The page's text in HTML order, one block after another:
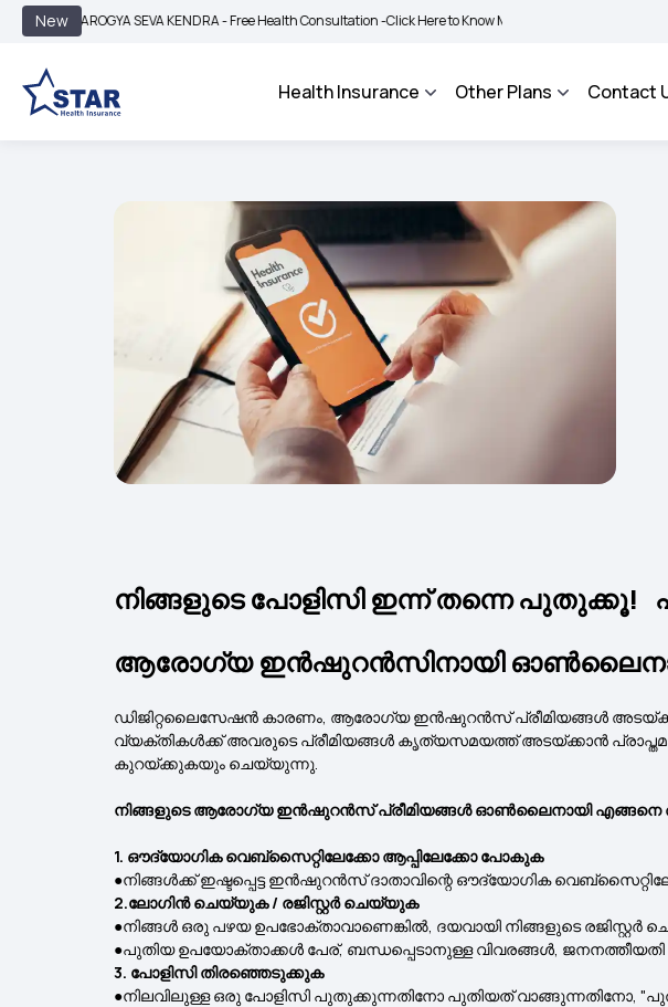
New
AROGYA SEVA KENDRA - Free Health Consultation -Click Here to Know More | BIMA BHAROSA - An
Health Insurance Other Plans Contact
നിങ്ങളുടെ പോളിസി ഇന്ന് തന്നെ
ആരോഗ്യ ഇൻഷുറൻസിനായി
ഡിജിറ്റലൈസേഷന്‍ കാരണം, ആരോഗ്യ ഇൻഷുറൻസ് പ്രീമിയങ്ങൾ
വ്യക്തികൾക്ക് അവരുടെ പ്രീമിയങ്ങൾ കൃത്യസമയത്ത് അടയ്ക്കാൻ
കുറയ്ക്കുകയും ചെയ്യുന്നു.
നിങ്ങളുടെ ആരോഗ്യ ഇൻഷുറൻസ് പ്രീമിയങ്ങൾ ഓൺലൈനായി എങ്ങനെ
1. ഔദ്യോഗിക വെബ്‌സൈറ്റിലേക്കോ ആപ്പിലേക്കോ പോകുക
●നിങ്ങൾക്ക് ഇഷ്ടപ്പെട്ട ഇൻഷുറൻസ് ദാതാവിന്റെ ഔദ്യോഗിക
2.ലോഗിൻ ചെയ്യുക / രജിസ്റ്റർ ചെയ്യുക
●നിങ്ങൾ ഒരു പഴയ ഉപഭോക്താവാണെങ്കിൽ, ദയവായി നിങ്ങളുടെ
●പുതിയ ഉപയോക്താക്കൾ പേര്, ബന്ധപ്പെടാനുള്ള വിവരങ്ങൾ, ജനനത്തീയതി
3. പോളിസി തിരഞ്ഞെടുക്കുക
●നിലവിലുള്ള ഒരു പോളിസി പുതുക്കുന്നതിനോ പുതിയത്